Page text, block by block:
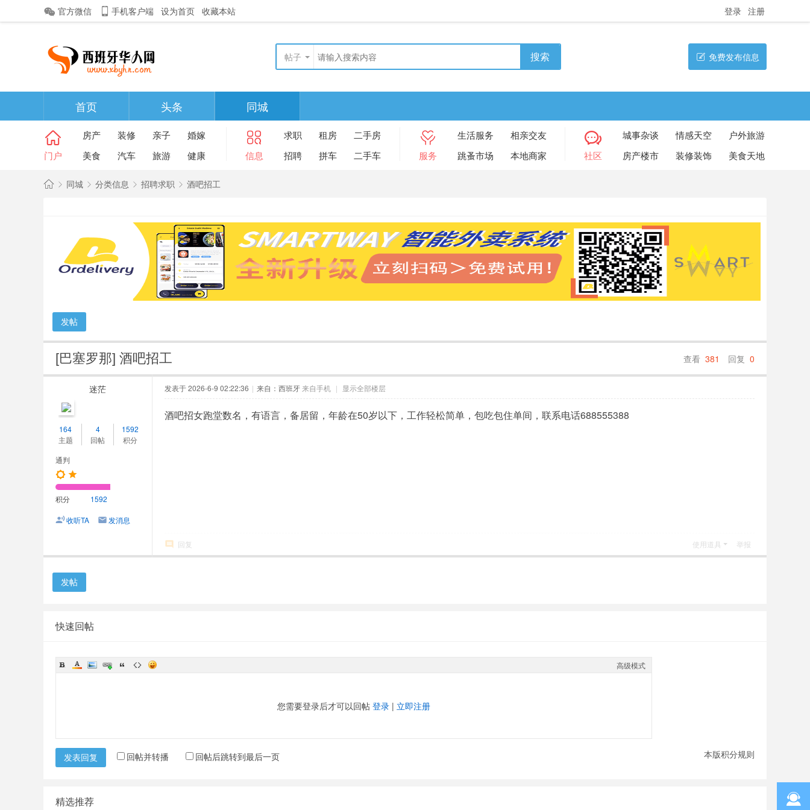
官方微信 手机客户端 设为首页 收藏本站 登录 注册
帖子 搜索 免费发布信息
首页 头条 同城
门户
房产 装修 亲子
婚嫁
美食
汽车 旅游 健康 信息
求职 租房
二手房
招聘
拼车 二手车 服务
生活服务
相亲交友
跳蚤市场
本地商家 社区
城事杂谈 情感天空
户外旅游
房产楼市
装修装饰 美食天地
同城
›
分类信息 招聘求职
›
酒吧招工
发帖
查看 381 回复 0
[巴塞罗那] 酒吧招工
迷茫
164
主题
4
回帖
1592
积分
通判
积分 1592
收听TA 发消息
发表于 2026-6-9 02:22:36 | 来自：西班牙来自手机 | 显示全部楼层
酒吧招女跑堂数名，有语言，备居留，年龄在50岁以下，工作轻松简单，包吃包住单间，联系电话688555388
回复 使用道具 举报
发帖
快速回帖
高级模式
您需要登录后才可以回帖 登录 | 立即注册
本版积分规则
发表回复 回帖并转播 回帖后跳转到最后一页
精选推荐